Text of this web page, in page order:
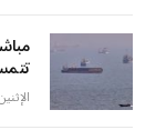
الإثنين 10 أغسطس